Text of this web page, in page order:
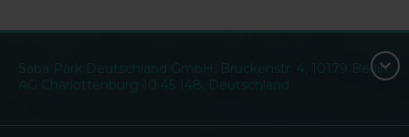
Saba Park Deutschland GmbH, Brückenstr. 4, 10179 Berlin,